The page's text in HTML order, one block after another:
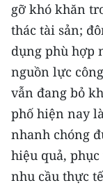
gỡ khó khăn
thác tài sản;
dụng phù hợp
nguồn lực
vẫn đang bỏ
phố hiện nay
nhanh chóng
hiệu quả,
nhu cầu thực